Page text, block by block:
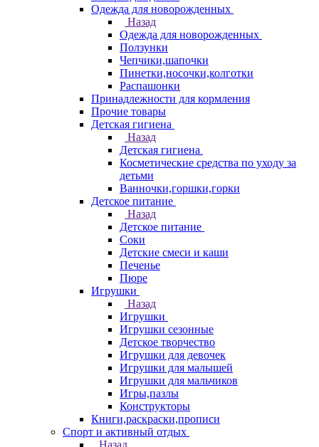
Одежда для новорожденных
Назад
Одежда для новорожденных
Ползунки
Чепчики,шапочки
Пинетки,носочки,колготки
Распашонки
Принадлежности для кормления
Прочие товары
Детская гигиена
Назад
Детская гигиена
Косметические средства по уходу за
детьми
Ванночки,горшки,горки
Детское питание
Назад
Детское питание
Соки
Детские смеси и каши
Печенье
Пюре
Игрушки
Назад
Игрушки
Игрушки сезонные
Детское творчество
Игрушки для девочек
Игрушки для малышей
Игрушки для мальчиков
Игры,пазлы
Конструкторы
Книги,раскраски,прописи
Спорт и активный отдых
Назад